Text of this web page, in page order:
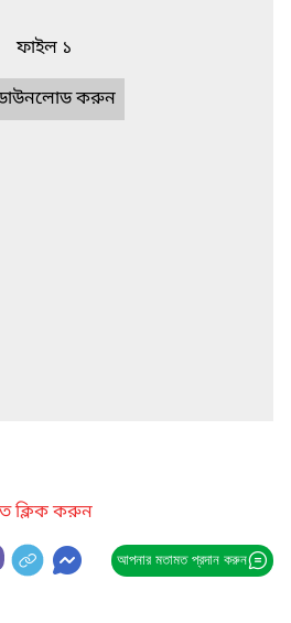
ফাইল ১
করুন
ক্লিক করুন
আপনার মতামত প্রদান করুন